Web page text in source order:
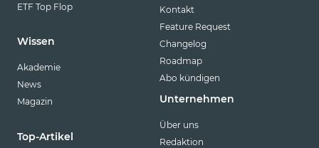
ETF Top Flop
Wissen
Akademie
News
Magazin
Top-Artikel
Kontakt
Feature Request
Changelog
Roadmap
Abo kündigen
Unternehmen
Über uns
Redaktion